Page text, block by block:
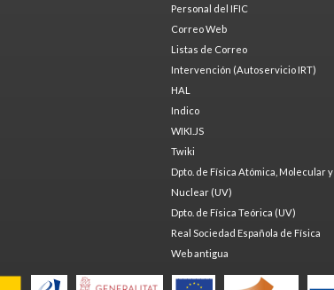
Personal del IFIC
Correo Web
Listas de Correo
Intervención (Autoservicio IRT)
HAL
Indico
WIKI.JS
Twiki
Dpto. de Física Atómica, Molecular y
Nuclear (UV)
Dpto. de Física Teórica (UV)
Real Sociedad Española de Física
Web antigua